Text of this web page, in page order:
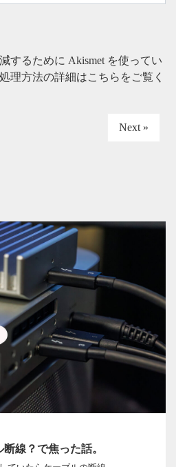
するために Akismet を使ってい
理方法の詳細はこちらをご覧く
Next »
線？で焦った話。